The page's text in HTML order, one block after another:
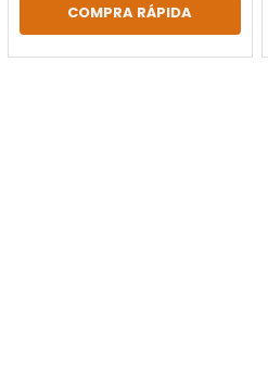
COMPRA RÁPIDA